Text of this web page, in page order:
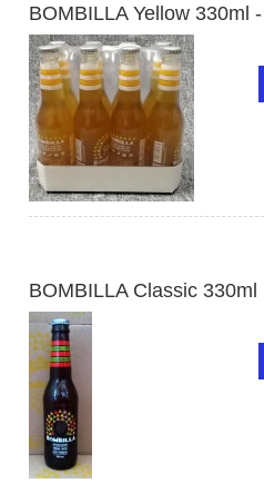
BOMBILLA Yellow 330ml
BOMBILLA Classic 330ml